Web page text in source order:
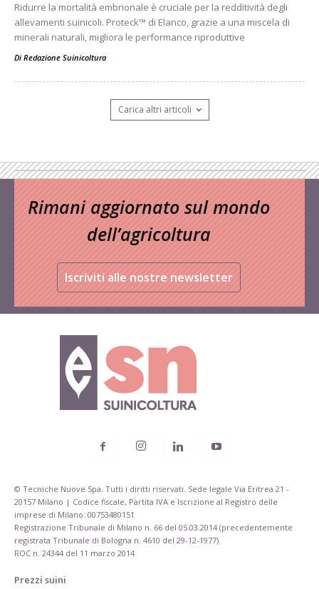
Ridurre la mortalità embrionale è cruciale per la redditività degli
allevamenti suinicoli. Proteck™ di Elanco, grazie a una miscela di
minerali naturali, migliora le performance riproduttive
Di Redazione Suinicoltura -
Carica altri articoli
Rimani aggiornato sul mondo
dell’agricoltura
Iscriviti alle nostre newsletter
© Tecniche Nuove Spa. Tutti i diritti riservati. Sede legale Via Eritrea 21 -
20157 Milano | Codice fiscale, Partita IVA e Iscrizione al Registro delle
imprese di Milano: 00753480151
Registrazione Tribunale di Milano n. 66 del 05.03.2014 (precedentemente
registrata Tribunale di Bologna n. 4610 del 29-12-1977)
ROC n. 24344 del 11 marzo 2014
Prezzi suini